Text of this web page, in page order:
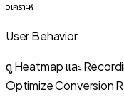
วิเคราะห์
User Behavior
ดู Heatmap และ
Optimize Conversion